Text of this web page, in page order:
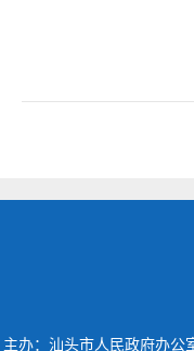
主办：汕头市人民政府办公